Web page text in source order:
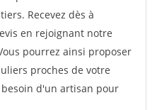
Recevez dès à
en rejoignant notre
pourrez ainsi proposer
proches de votre
d'un artisan pour